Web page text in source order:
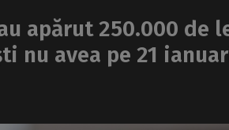
apărut 250.000 de
nu avea pe 21